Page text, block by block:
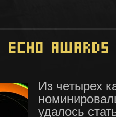
Из четырех
удалось